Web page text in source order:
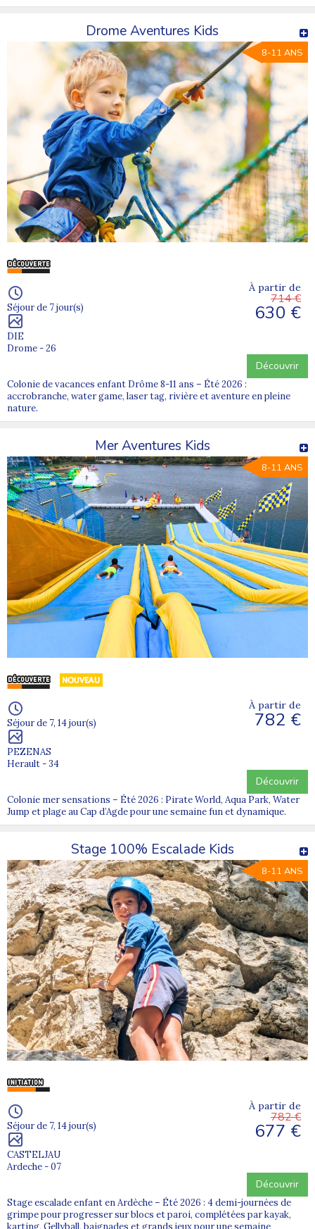
Drome Aventures Kids
8-11 ANS
Séjour de 7 jour(s)
DIE
Drome - 26
À partir de
714 €
630 €
Découvrir
Colonie de vacances enfant Drôme 8-11 ans – Été 2026 :
accrobranche, water game, laser tag, rivière et aventure en pleine
nature.
Mer Aventures Kids
8-11 ANS
Séjour de 7, 14 jour(s)
PEZENAS
Herault - 34
À partir de
782 €
Découvrir
Colonie mer sensations – Été 2026 : Pirate World, Aqua Park, Water
Jump et plage au Cap d’Agde pour une semaine fun et dynamique.
Stage 100% Escalade Kids
8-11 ANS
Séjour de 7, 14 jour(s)
CASTELJAU
Ardeche - 07
À partir de
782 €
677 €
Découvrir
Stage escalade enfant en Ardèche – Été 2026 : 4 demi-journées de
grimpe pour progresser sur blocs et paroi, complétées par kayak,
karting, Gellyball, baignades et grands jeux pour une semaine